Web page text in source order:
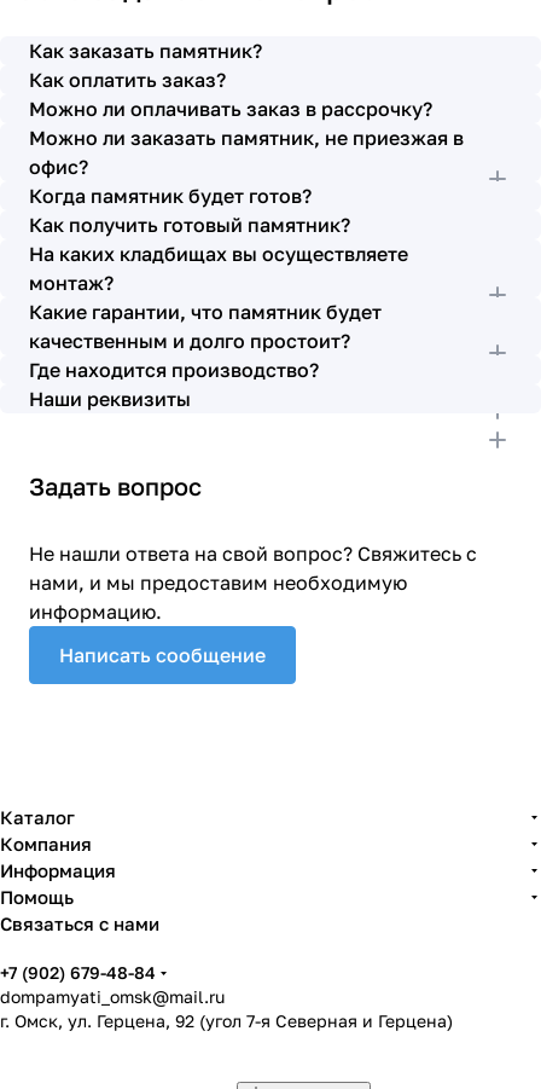
просьбы учтены. В первое наше обращение мы
бригада Головачёва Владимира. Поэтому и в этот
раз я поросила, если можно, то назначить эту же
бригаду. Мне пошли на встречу, спасибо. Ребята
работают спокойно, но в тоже время, соблюдая
всю технологию, работаю слаженно и
качественно. Я присутствовала при монтаже,
ребят это нисколько не смутило. Они, как и
Елена Николаевна, ответили на все мои вопросы,
которые возникли в процессе. Спасибо.
Выражаю благодарность от имени всей нашей
семьи за выполнение заказа в срок и
качественно. К руководству просьба по-
возможности премировать работников.
Как заказать памятник?
Как оплатить заказ?
Можно ли оплачивать заказ в рассрочку?
Можно ли заказать памятник, не приезжая в
офис?
Когда памятник будет готов?
Как получить готовый памятник?
На каких кладбищах вы осуществляете
монтаж?
Какие гарантии, что памятник будет
качественным и долго простоит?
Где находится производство?
Наши реквизиты
Задать вопрос
Не нашли ответа на свой вопрос? Свяжитесь с
нами, и мы предоставим необходимую
информацию.
Написать сообщение
Каталог
Компания
Информация
Помощь
Связаться с нами
+7 (902) 679-48-84
dompamyati_omsk@mail.ru
г. Омск, ул. Герцена, 92 (угол 7-я Северная и Герцена)